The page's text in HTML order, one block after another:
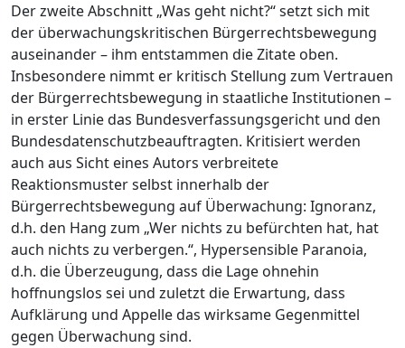
Der zweite Abschnitt „Was geht nicht?“ setzt sich mit
der überwachungskritischen Bürgerrechtsbewegung
auseinander – ihm entstammen die Zitate oben.
Insbesondere nimmt er kritisch Stellung zum Vertrauen
der Bürgerrechtsbewegung in staatliche Institutionen –
in erster Linie das Bundesverfassungsgericht und den
Bundesdatenschutzbeauftragten. Kritisiert werden
auch aus Sicht eines Autors verbreitete
Reaktionsmuster selbst innerhalb der
Bürgerrechtsbewegung auf Überwachung: Ignoranz,
d.h. den Hang zum „Wer nichts zu befürchten hat, hat
auch nichts zu verbergen.“, Hypersensible Paranoia,
d.h. die Überzeugung, dass die Lage ohnehin
hoffnungslos sei und zuletzt die Erwartung, dass
Aufklärung und Appelle das wirksame Gegenmittel
gegen Überwachung sind.